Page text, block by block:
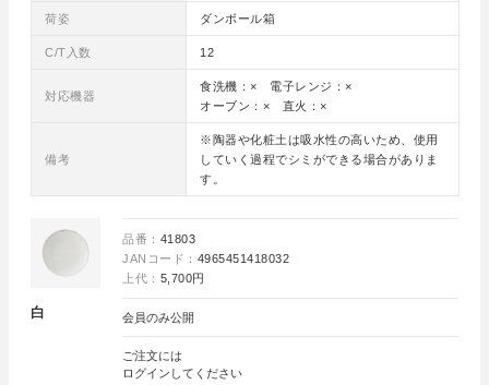
荷姿 ダンボール箱
C/T入数 12
対応機器
食洗機：× 電子レンジ：×
オーブン：× 直火：×
備考
※陶器や化粧土は吸水性の高いため、使用
していく過程でシミができる場合がありま
す。
白
品番： 41803
JANコード： 4965451418032
上代： 5,700円
会員のみ公開
ご注文には
ログイン してください